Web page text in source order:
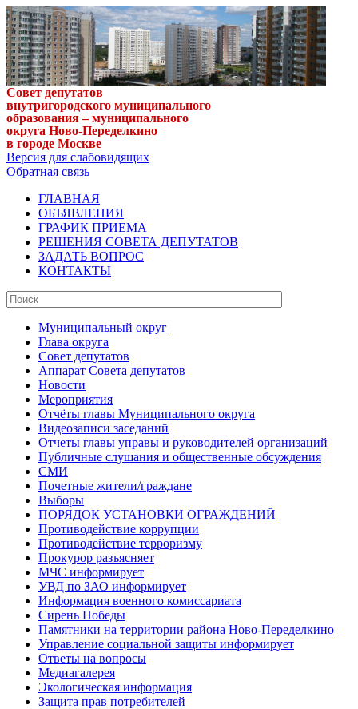
Совет депутатов
внутригородского муниципального
образования – муниципального
округа Ново-Переделкино
в городе Москве
Версия для слабовидящих
Обратная связь
ГЛАВНАЯ
ОБЪЯВЛЕНИЯ
ГРАФИК ПРИЕМА
РЕШЕНИЯ СОВЕТА ДЕПУТАТОВ
ЗАДАТЬ ВОПРОС
КОНТАКТЫ
Муниципальный округ
Глава округа
Совет депутатов
Аппарат Совета депутатов
Новости
Мероприятия
Отчёты главы Муниципального округа
Видеозаписи заседаний
Отчеты главы управы и руководителей организаций
Публичные слушания и общественные обсуждения
СМИ
Почетные жители/граждане
Выборы
ПОРЯДОК УСТАНОВКИ ОГРАЖДЕНИЙ
Противодействие коррупции
Противодействие терроризму
Прокурор разъясняет
МЧС информирует
УВД по ЗАО информирует
Информация военного комиссариата
Сирень Победы
Памятники на территории района Ново-Переделкино
Управление социальной защиты информирует
Ответы на вопросы
Медиагалерея
Экологическая информация
Защита прав потребителей